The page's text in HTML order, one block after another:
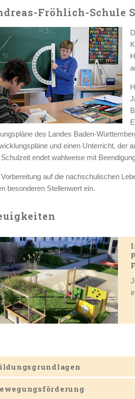
Fröhlich-Schule
des Landes Baden-
und einen Unterricht, der
endet wahlweise mit
auf die nachschulischen
besonderen Stellenwert ein.